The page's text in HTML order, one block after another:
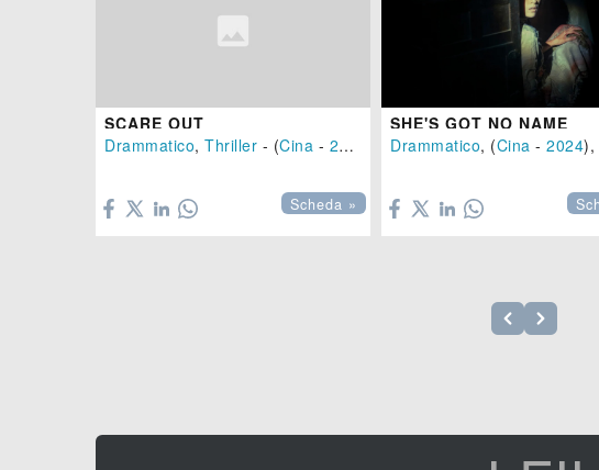
SCARE OUT
Drammatico, Thriller - (Cina - 2026
), 104 min.
Scheda »
SHE'S GOT NO NAME
Drammatico, (Cina - 2024),